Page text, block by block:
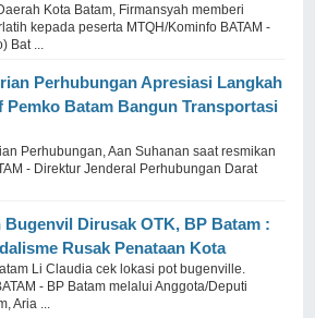
Kota Batam, Firmansyah memberi
kepada peserta MTQH/Kominfo BATAM -
Bat ...
Perhubungan Apresiasi Langkah
Pemko Batam Bangun Transportasi
Perhubungan, Aan Suhanan saat resmikan
- Direktur Jenderal Perhubungan Darat
Bugenvil Dirusak OTK, BP Batam :
Rusak Penataan Kota
Li Claudia cek lokasi pot bugenville.
- BP Batam melalui Anggota/Deputi
Aria ...